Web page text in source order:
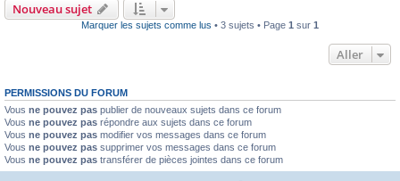
Nouveau sujet
Marquer les sujets comme lus • 3 sujets • Page 1 sur 1
Aller
PERMISSIONS DU FORUM
Vous ne pouvez pas publier de nouveaux sujets dans ce forum
Vous ne pouvez pas répondre aux sujets dans ce forum
Vous ne pouvez pas modifier vos messages dans ce forum
Vous ne pouvez pas supprimer vos messages dans ce forum
Vous ne pouvez pas transférer de pièces jointes dans ce forum